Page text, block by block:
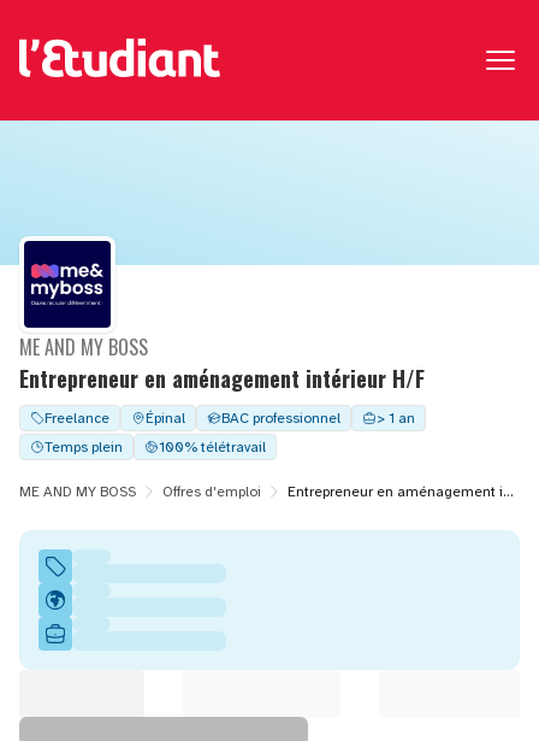
Entrepreneur en aménagement intérieur H/F
ME AND MY BOSS
Freelance Épinal BAC professionnel
> 1 an
Temps plein
100% télétravail
ME AND MY BOSS Offres d'emploi Entrepreneur en aménagement intérieur H/F